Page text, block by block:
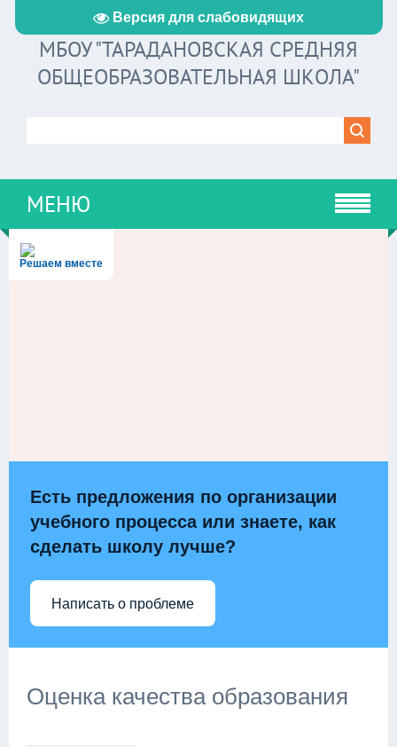
Версия для слабовидящих
МБОУ "ТАРАДАНОВСКАЯ СРЕДНЯЯ
ОБЩЕОБРАЗОВАТЕЛЬНАЯ ШКОЛА"
МЕНЮ
Решаем вместе
Есть предложения по организации
учебного процесса или знаете, как
сделать школу лучше?
Написать о проблеме
Оценка качества образования